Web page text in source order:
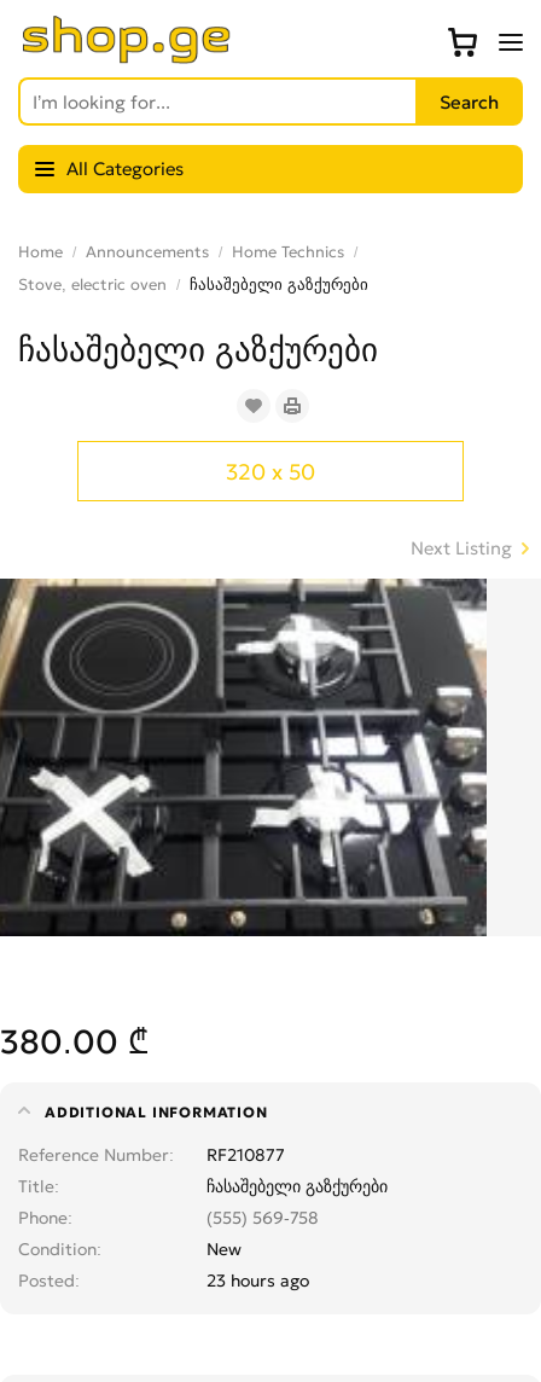
All Categories
Home Announcements
Home Technics
Stove, electric oven
ჩასაშებელი გაზქურები
ჩასაშებელი გაზქურები
320 x 50
Next Listing
380.00 ₾
ADDITIONAL INFORMATION
Reference Number
RF210877
Title
ჩასაშებელი გაზქურები
Phone
(555) 569-758
Condition
New
Posted
23 hours ago